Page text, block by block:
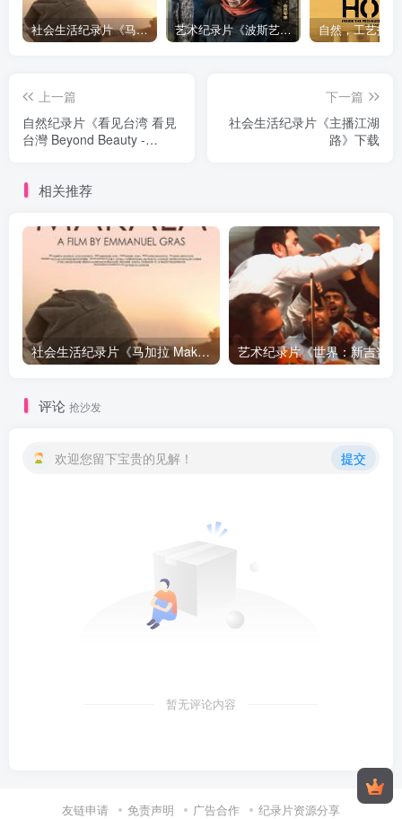
社会生活纪录片《马加拉 Makala》下载 艺术纪录片《波斯艺术 Art of Persia》下载
上一篇
自然纪录片《看见台湾 看見
台灣 Beyond Beauty -
下一篇
社会生活纪录片《主播江湖
路》下载
相关推荐
社会生活纪录片《马加拉 Makala》下载
评论 抢沙发
欢迎您留下宝贵的见解！ 提交
暂无评论内容
友链申请 免责声明 广告合作 纪录片资源分享